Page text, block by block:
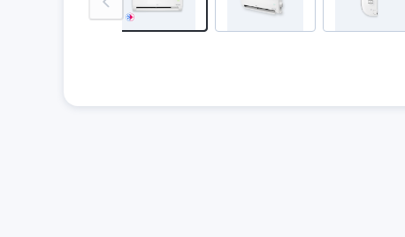
previous-image